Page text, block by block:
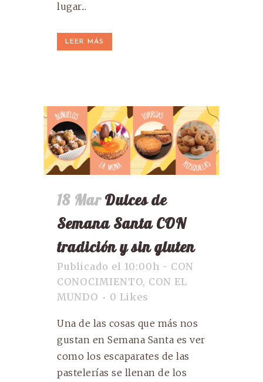
lugar...
LEER MÁS
18 Mar Dulces de
Semana Santa CON
tradición y sin gluten
Publicado el 10:00h - CON
CONOCIMIENTO, CON EL
MUNDO
0 Likes
Una de las cosas que más nos
gustan en Semana Santa es ver
como los escaparates de las
pastelerías se llenan de los